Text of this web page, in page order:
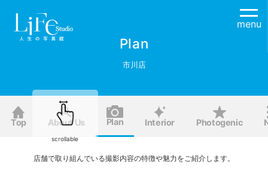
menu
Plan
市川店
Top About Us Plan Interior Photogenic
scrollable
店舗で取り組んでいる撮影内容の特徴や魅力をご紹介します。